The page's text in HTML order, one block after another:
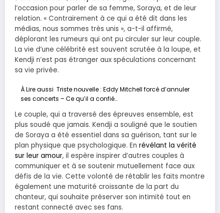
l’occasion pour parler de sa femme, Soraya, et de leur
relation. « Contrairement à ce qui a été dit dans les
médias, nous sommes très unis », a-t-il affirmé,
déplorant les rumeurs qui ont pu circuler sur leur couple.
La vie d’une célébrité est souvent scrutée à la loupe, et
Kendji n’est pas étranger aux spéculations concernant
sa vie privée.
À Lire aussi Triste nouvelle : Eddy Mitchell forcé d’annuler
ses concerts – Ce qu’il a confié…
Le couple, qui a traversé des épreuves ensemble, est
plus soudé que jamais. Kendji a souligné que le soutien
de Soraya a été essentiel dans sa guérison, tant sur le
plan physique que psychologique. En révélant la vérité
sur leur amour, il espère inspirer d’autres couples à
communiquer et à se soutenir mutuellement face aux
défis de la vie. Cette volonté de rétablir les faits montre
également une maturité croissante de la part du
chanteur, qui souhaite préserver son intimité tout en
restant connecté avec ses fans.